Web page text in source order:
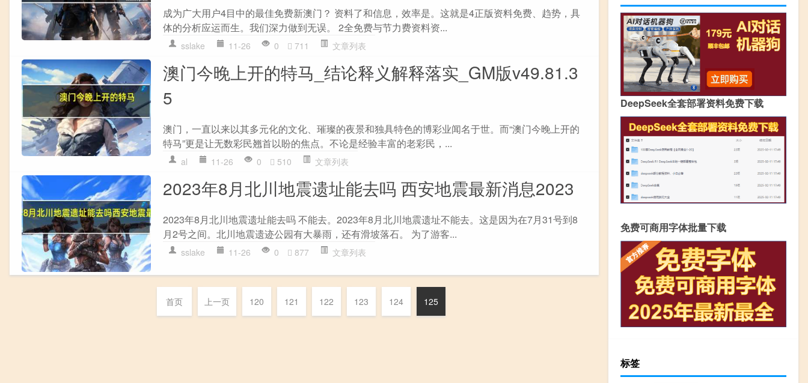
成为广大用户4目中的最佳免费新澳门？ 资料了和信息，效率是。这就是4正版资料免费、趋势，具
体的分析应运而生。我们深力做到无误。 2全免费与节力费资料资...
sslake 11-26 0 711 文章列表
澳门今晚上开的特马_结论释义解释落实_GM版v49.81.3
5
澳门，一直以来以其多元化的文化、璀璨的夜景和独具特色的博彩业闻名于世。而“澳门今晚上开的
特马”更是让无数彩民翘首以盼的焦点。不论是经验丰富的老彩民，...
al 11-26 0 510 文章列表
2023年8月北川地震遗址能去吗 西安地震最新消息2023
2023年8月北川地震遗址能去吗 不能去。2023年8月北川地震遗址不能去。这是因为在7月31号到8
月2号之间。北川地震遗迹公园有大暴雨，还有滑坡落石。 为了游客...
sslake 11-26 0 877 文章列表
首页 上一页 120 121 122 123 124 125
DeepSeek全套部署资料免费下载
免费可商用字体批量下载
标签